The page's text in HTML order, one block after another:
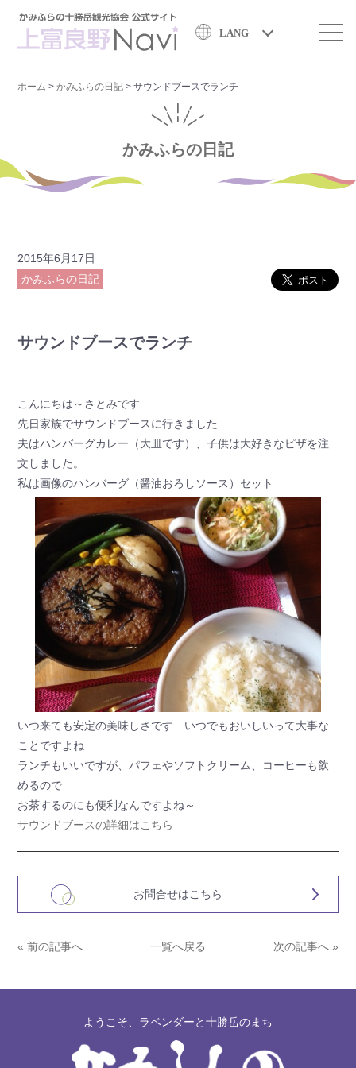
LANG
ホーム >かみふらの日記 >サウンドブースでランチ
かみふらの日記
2015年6月17日
かみふらの日記
サウンドブースでランチ
こんにちは～さとみです
先日家族でサウンドブースに行きました
夫はハンバーグカレー（大皿です）、子供は大好きなピザを注
文しました。
私は画像のハンバーグ（醤油おろしソース）セット
いつ来ても安定の美味しさです いつでもおいしいって大事な
ことですよね
ランチもいいですが、パフェやソフトクリーム、コーヒーも飲
めるので
お茶するのにも便利なんですよね～
サウンドブースの詳細はこちら
お問合せはこちら
« 前の記事へ 一覧へ戻る 次の記事へ »
ようこそ、ラベンダーと十勝岳のまち